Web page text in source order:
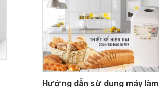
Hướng dẫn sử dụng máy làm